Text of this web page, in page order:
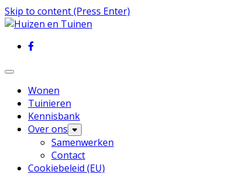
Skip to content (Press Enter)
Inspiratie voor wonen en tuinieren
Wonen
Tuinieren
Kennisbank
Over ons
Samenwerken
Contact
Cookiebeleid (EU)